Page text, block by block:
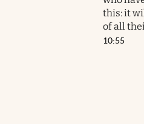
this: it
of all
10:55